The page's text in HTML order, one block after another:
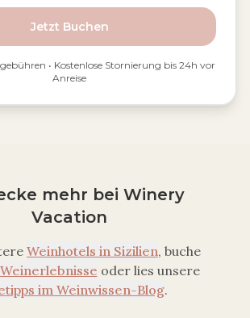
Jetzt Buchen
• Kostenlose Stornierung bis 24h vor
Anreise
mehr bei Winery
Vacation
Weinhotels in Sizilien, buche
oder lies unsere
im Weinwissen-Blog.